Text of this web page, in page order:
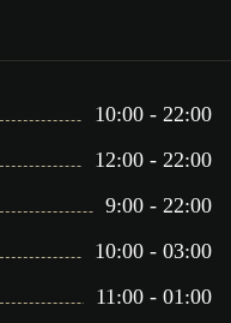
10:00 - 22:00
12:00 - 22:00
9:00 - 22:00
10:00 - 03:00
11:00 - 01:00